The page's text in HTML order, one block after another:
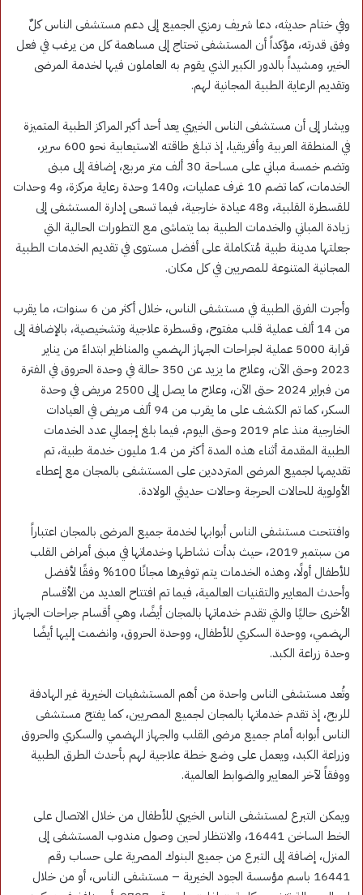
وفي ختام حديثه، دعا شريف رمزي الجميع إلى دعم مستشفى الناس كلٌ
وفق قدرته، مؤكداً أن المستشفى تحتاج إلى مساهمة كل من يرغب في فعل
الخير، ومشيداً بالدور الكبير الذي يقوم به العاملون فيها لخدمة المرضى
وتقديم الرعاية الطبية المجانية لهم.
ويشار إلى أن مستشفى الناس الخيري يعد أحد أكبر المراكز الطبية المتميزة
في المنطقة العربية وأفريقيا، إذ تبلغ طاقته الاستيعابية نحو 600 سرير،
وتضم خمسة مباني على مساحة 30 ألف متر مربع، إضافة إلى مبنى
الخدمات، كما تضم 10 غرف عمليات، و140 وحدة رعاية مركزة، و4 وحدات
للقسطرة القلبية، و48 عيادة خارجية، فيما تسعى إدارة المستشفى إلى
زيادة المباني والخدمات الطبية بما يتماشى مع التطورات الحالية التي
جعلتها مدينة طبية مُتكاملة على أفضل مستوى في تقديم الخدمات الطبية
المجانية المتنوعة للمصريين في كل مكان.
وأجرت الفرق الطبية في مستشفى الناس، خلال أكثر من 6 سنوات، ما يقرب
من 14 ألف عملية قلب مفتوح، وقسطرة علاجية وتشخيصية، بالإضافة إلى
قرابة 5000 عملية لجراحات الجهاز الهضمي والمناظير ابتداءً من يناير
2023 وحتى الآن، وعلاج ما يزيد عن 350 حالة في وحدة الحروق في الفترة
من فبراير 2024 حتى الآن، وعلاج ما يصل إلى 2500 مريض في وحدة
السكر، كما تم الكشف على ما يقرب من 94 ألف مريض في العيادات
الخارجية منذ عام 2019 وحتى اليوم، فيما بلغ إجمالي عدد الخدمات
الطبية المقدمة أثناء هذه المدة أكثر من 1.4 مليون خدمة طبية، تم
تقديمها لجميع المرضى المترددين على المستشفى بالمجان مع إعطاء
الأولوية للحالات الحرجة وحالات حديثي الولادة.
وافتتحت مستشفى الناس أبوابها لخدمة جميع المرضى بالمجان اعتباراً
من سبتمبر 2019، حيث بدأت نشاطها وخدماتها في مبنى أمراض القلب
للأطفال أولًا، وهذه الخدمات يتم توفيرها مجانًا 100% وفقًا لأفضل
وأحدث المعايير والتقنيات العالمية، فيما تم افتتاح العديد من الأقسام
الأخرى حاليًا والتي تقدم خدماتها بالمجان أيضًا، وهي أقسام جراحات الجهاز
الهضمي، ووحدة السكري للأطفال، ووحدة الحروق، وانضمت إليها أيضًا
وحدة زراعة الكبد.
وتُعد مستشفى الناس واحدة من أهم المستشفيات الخيرية غير الهادفة
للربح، إذ تقدم خدماتها بالمجان لجميع المصريين، كما يفتح مستشفى
الناس أبوابه أمام جميع مرضى القلب والجهاز الهضمي والسكري والحروق
وزراعة الكبد، ويعمل على وضع خطة علاجية لهم بأحدث الطرق الطبية
ووفقاً لآخر المعايير والضوابط العالمية.
ويمكن التبرع لمستشفى الناس الخيري للأطفال من خلال الاتصال على
الخط الساخن 16441، والانتظار لحين وصول مندوب المستشفى إلى
المنزل، إضافة إلى التبرع من جميع البنوك المصرية على حساب رقم
16441 باسم مؤسسة الجود الخيرية – مستشفى الناس، أو من خلال